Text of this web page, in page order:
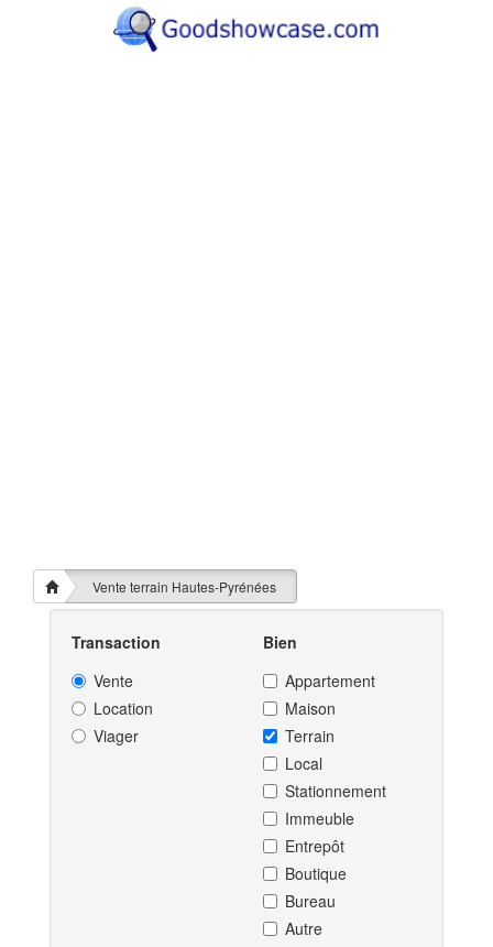
Vente terrain Hautes-Pyrénées
Transaction
Vente
Location
Viager
Bien
Appartement
Maison
Terrain
Local
Stationnement
Immeuble
Entrepôt
Boutique
Bureau
Autre